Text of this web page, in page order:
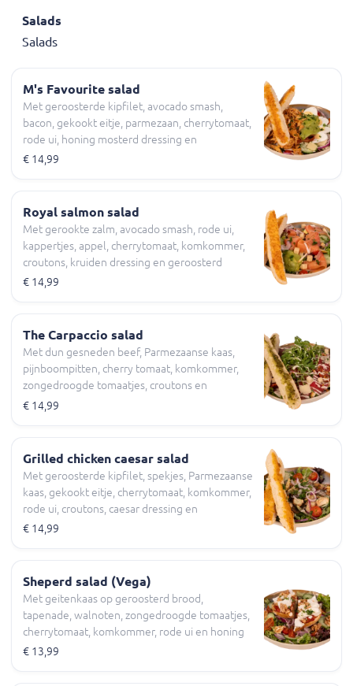
Salads
Salads
M's Favourite salad
Met geroosterde kipfilet, avocado smash,
bacon, gekookt eitje, parmezaan, cherrytomaat,
rode ui, honing mosterd dressing en
geroosterd pesto brood
€ 14,99
Royal salmon salad
Met gerookte zalm, avocado smash, rode ui,
kappertjes, appel, cherrytomaat, komkommer,
croutons, kruiden dressing en geroosterd
knoflookbrood
€ 14,99
The Carpaccio salad
Met dun gesneden beef, Parmezaanse kaas,
pijnboompitten, cherry tomaat, komkommer,
zongedroogde tomaatjes, croutons en
geroosterd pesto brood
€ 14,99
Grilled chicken caesar salad
Met geroosterde kipfilet, spekjes, Parmezaanse
kaas, gekookt eitje, cherrytomaat, komkommer,
rode ui, croutons, caesar dressing en
geroosterd knoflookbrood
€ 14,99
Sheperd salad (Vega)
Met geitenkaas op geroosterd brood,
tapenade, walnoten, zongedroogde tomaatjes,
cherrytomaat, komkommer, rode ui en honing
mosterd dressing
€ 13,99